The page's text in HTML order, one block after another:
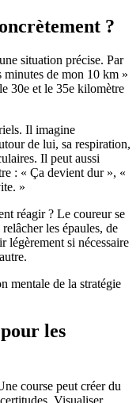
?
situation précise. Par
minutes de mon 10 km »
30e et le 35e kilomètre
Il imagine
de lui, sa respiration,
Il peut aussi
: « Ça devient dur », «
»
réagir ? Le coureur se
les épaules, de
légèrement si nécessaire
mentale de la stratégie
les
course peut créer du